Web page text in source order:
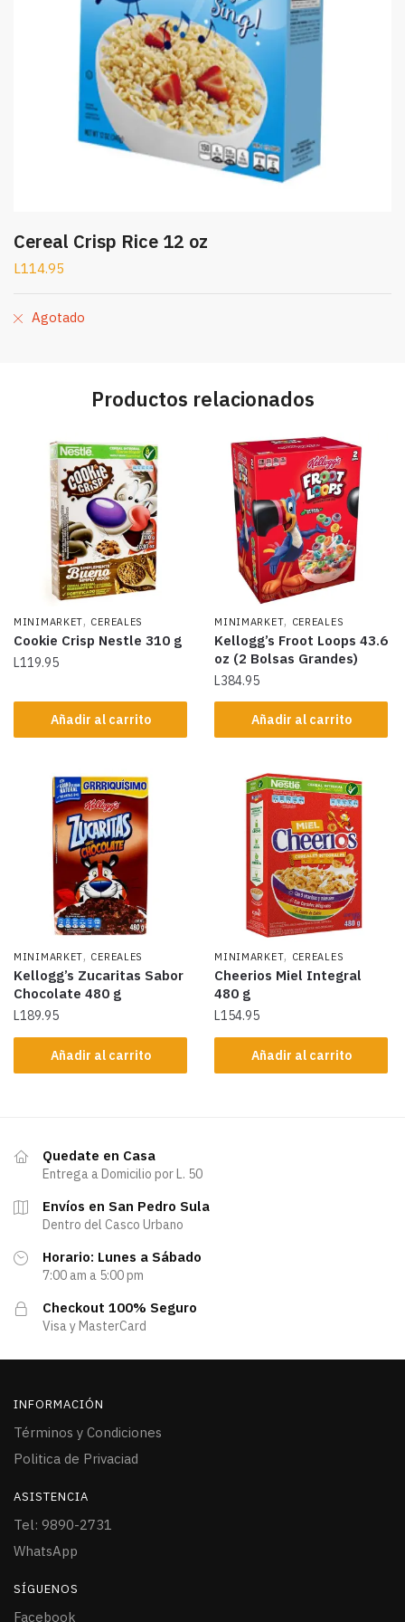
Cereal Crisp Rice 12 oz
L114.95
Agotado
Productos relacionados
MINIMARKET, CEREALES
Cookie Crisp Nestle 310 g
L119.95
Añadir al carrito
MINIMARKET, CEREALES
Kellogg’s Froot Loops 43.6
oz (2 Bolsas Grandes)
L384.95
Añadir al carrito
MINIMARKET, CEREALES
Kellogg’s Zucaritas Sabor
Chocolate 480 g
L189.95
Añadir al carrito
MINIMARKET, CEREALES
Cheerios Miel Integral
480 g
L154.95
Añadir al carrito
Quedate en Casa
Entrega a Domicilio por L. 50
Envíos en San Pedro Sula
Dentro del Casco Urbano
Horario: Lunes a Sábado
7:00 am a 5:00 pm
Checkout 100% Seguro
Visa y MasterCard
INFORMACIÓN
Términos y Condiciones
Politica de Privaciad
ASISTENCIA
Tel: 9890-2731
WhatsApp
SÍGUENOS
Facebook